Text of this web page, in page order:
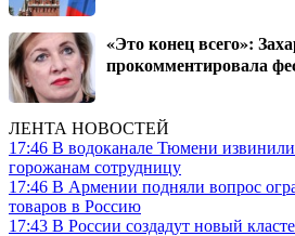
«Это конец всего»:
прокомментировала
ЛЕНТА НОВОСТЕЙ
17:46 В водоканале Тюмени
горожанам сотрудницу
17:46 В Армении подняли вопрос
товаров в Россию
17:43 В России создадут новый